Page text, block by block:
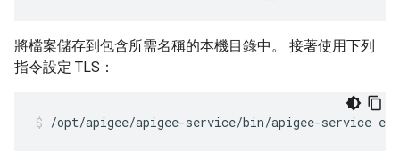
將檔案儲存到包含所需名稱的本機目錄中。 接著使用下列
指令設定 TLS：
/opt/apigee/apigee-service/bin/apigee-service